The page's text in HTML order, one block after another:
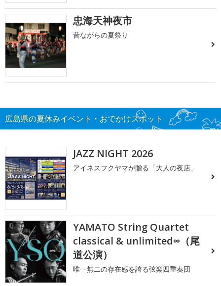
忠海天神夜市
昔ながらの夏祭り
広島県の夏休みイベント・おでかけスポット
JAZZ NIGHT 2026
アイネスフクヤマが贈る「大人の夜店」
YAMATO String Quartet
classical & unlimited∞（尾
道公演）
唯一無二の存在感を誇る弦楽四重奏団